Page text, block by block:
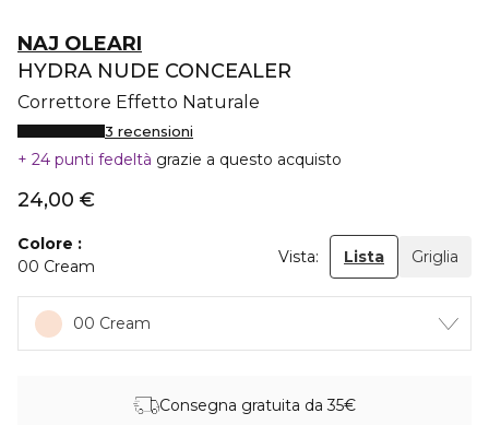
NAJ OLEARI
HYDRA NUDE CONCEALER
Correttore Effetto Naturale
3 recensioni
24 punti fedeltà grazie a questo acquisto
24,00 €
Colore
00 Cream
Vista: Lista Griglia
00 Cream
Consegna gratuita da 35€